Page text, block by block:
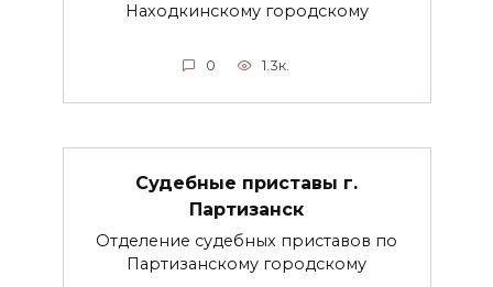
Находкинскому городскому
0 1.3к.
Судебные приставы г.
Партизанск
Отделение судебных приставов по
Партизанскому городскому